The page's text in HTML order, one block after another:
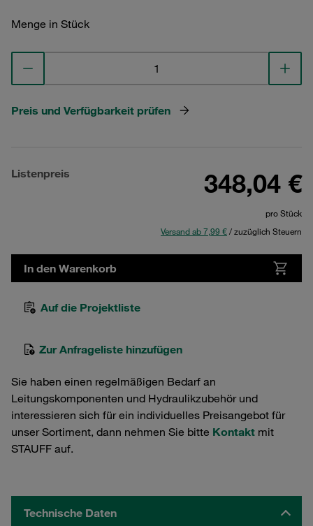
Menge in Stück
Preis und Verfügbarkeit prüfen
Listenpreis 348,04 €
pro Stück
Versand ab 7,99 €/ zuzüglich Steuern
In den Warenkorb
Auf die Projektliste
Zur Anfrageliste hinzufügen
Sie haben einen regelmäßigen Bedarf an
Leitungskomponenten und Hydraulikzubehör und
interessieren sich für ein individuelles Preisangebot für
unser Sortiment, dann nehmen Sie bitte Kontakt mit
STAUFF auf.
Technische Daten